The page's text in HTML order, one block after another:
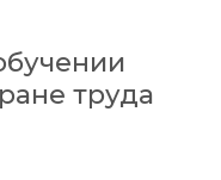
труда